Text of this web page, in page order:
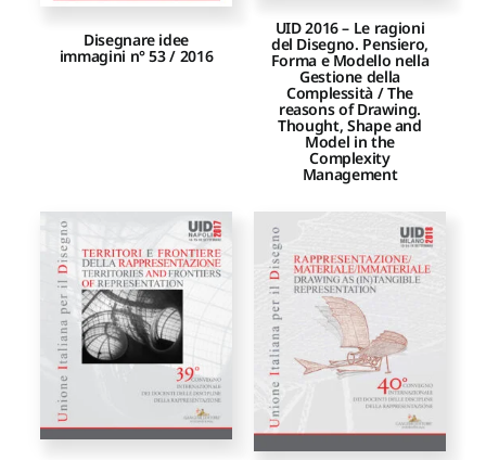
Newsletter
Disegnare idee
immagini n° 53 / 2016
UID 2016 – Le ragioni
del Disegno. Pensiero,
Forma e Modello nella
Gestione della
Complessità / The
reasons of Drawing.
Thought, Shape and
Model in the
Complexity
Management